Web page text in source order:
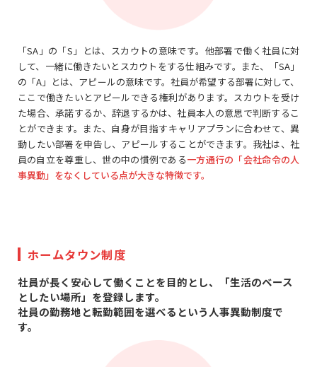
「SA」の「S」とは、スカウトの意味です。他部署で働く社員に対
して、一緒に働きたいと スカウトをする仕組みです。また、「SA」
の「A」とは、アピールの意味です。社員が希望する部署に対して、
ここで働きたいとアピールできる権利があります。スカウトを受け
た場合、承諾するか、辞退するかは、社員本人の意思で判断するこ
とができます。また、自身が目指すキャリアプランに合わせて、異
動したい部署を申告し、アピールすることができます。我社は、社
員の自立を尊重し、世の中の慣例である一方通行の「会社命令の人
事異動」をなくしている点が大きな特徴です。
ホームタウン制度
社員が長く安心して働くことを目的とし、「生活のベース
としたい場所」を登録します。
社員の勤務地と転勤範囲を選べるという人事異動制度で
す。